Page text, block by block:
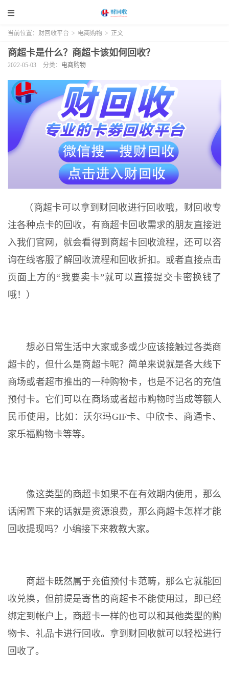
当前位置： 财回收平台 > 电商购物 > 正文
商超卡是什么？商超卡该如何回收？
2022-05-03 分类： 电商购物
（商超卡可以拿到财回收进行回收哦，财回收专
注各种点卡的回收，有商超卡回收需求的朋友直接进
入我们官网，就会看得到商超卡回收流程，还可以咨
询在线客服了解回收流程和回收折扣。或者直接点击
页面上方的“我要卖卡”就可以直接提交卡密换钱了
哦！）
想必日常生活中大家或多或少应该接触过各类商
超卡的，但什么是商超卡呢？简单来说就是各大线下
商场或者超市推出的一种购物卡，也是不记名的充值
预付卡。它们可以在商场或者超市购物时当成等额人
民币使用，比如：沃尔玛GIF卡、中欣卡、商通卡、
家乐福购物卡等等。
像这类型的商超卡如果不在有效期内使用，那么
话闲置下来的话就是资源浪费，那么商超卡怎样才能
回收提现吗？小编接下来教教大家。
商超卡既然属于充值预付卡范畴，那么它就能回
收兑换，但前提是寄售的商超卡不能使用过，即已经
绑定到帐户上，商超卡一样的也可以和其他类型的购
物卡、礼品卡进行回收。拿到财回收就可以轻松进行
回收了。